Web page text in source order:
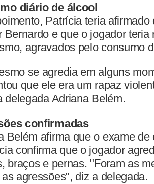
diário de álcool
Patrícia teria
Bernardo e que o jogador
agravados pelo consumo
se agredia em alguns
que ele era um rapaz
delegada Adriana Belém.
confirmadas
Belém afirma que o exame
confirma que o jogador
braços e pernas. "Foram as
agressões", diz a delegada.